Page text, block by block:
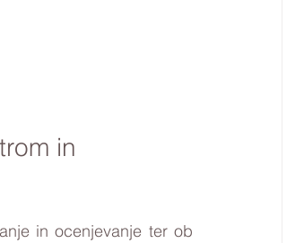
in
in ocenjevanje ter ob